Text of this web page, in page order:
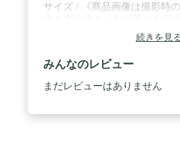
サイズ / 《商品画像は撮影時
続きを見
みんなのレビュー
まだレビューはありません